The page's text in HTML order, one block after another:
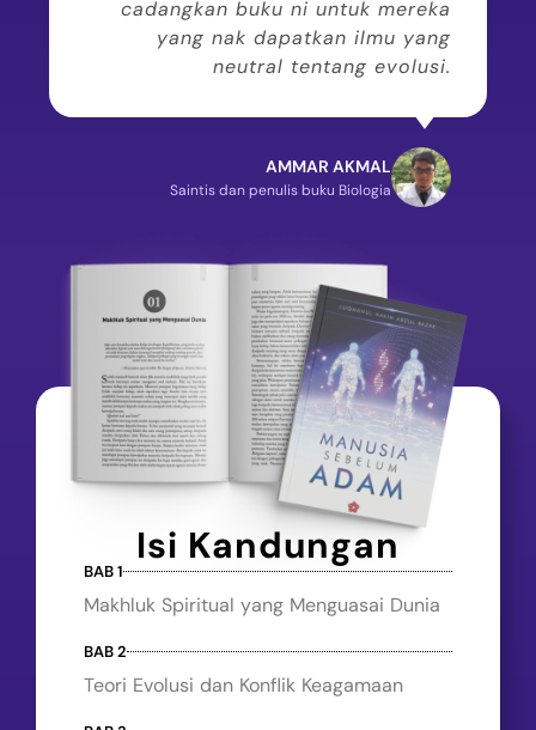
cadangkan buku ni untuk mereka
yang nak dapatkan ilmu yang
neutral tentang evolusi.
AMMAR AKMAL
Saintis dan penulis buku Biologia
Isi Kandungan
BAB 1
Makhluk Spiritual yang Menguasai Dunia
BAB 2
Teori Evolusi dan Konflik Keagamaan